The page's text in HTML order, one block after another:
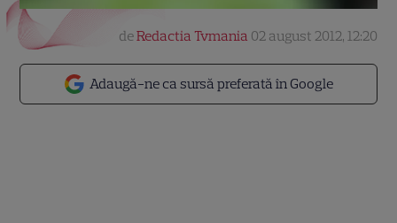
Adaugă-ne ca sursă preferată în Google
deRedactia Tvmania 02 august 2012, 12:20